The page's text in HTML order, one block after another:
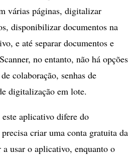
várias páginas, digitalizar
disponibilizar documentos na
e até separar documentos e
no entanto, não há opções
colaboração, senhas de
digitalização em lote.
aplicativo difere do
criar uma conta gratuita da
a usar o aplicativo, enquanto o